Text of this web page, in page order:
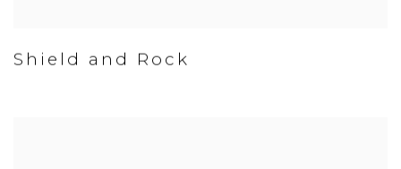
Shield and Rock